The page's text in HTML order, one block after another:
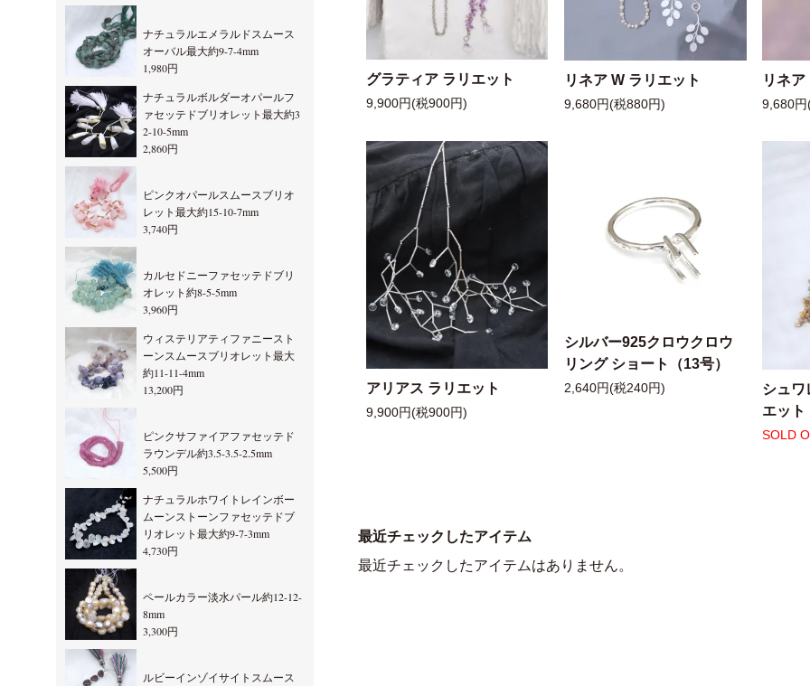
グラティア ラリエット
9,900円(税900円)
リネア W ラリエット
9,680円(税880円)
リネ
9,680
アリアス ラリエット
9,900円(税900円)
シルバー925クロウクロウ
リング ショート（13号）
2,640円(税240円)
シュワ
エット
SOLD
最近チェックしたアイテム
最近チェックしたアイテムはありません。
ナチュラルエメラルドスムース
オーバル最大約9-7-4mm
1,980円
ナチュラルボルダーオパールフ
ァセッテドブリオレット最大約3
2-10-5mm
2,860円
ピンクオパールスムースブリオ
レット最大約15-10-7mm
3,740円
カルセドニーファセッテドブリ
オレット約8-5-5mm
3,960円
ウィステリアティファニースト
ーンスムースブリオレット最大
約11-11-4mm
13,200円
ピンクサファイアファセッテド
ラウンデル約3.5-3.5-2.5mm
5,500円
ナチュラルホワイトレインボー
ムーンストーンファセッテドブ
リオレット最大約9-7-3mm
4,730円
ペールカラー淡水パール約12-12-
8mm
3,300円
ルビーインゾイサイトスムース